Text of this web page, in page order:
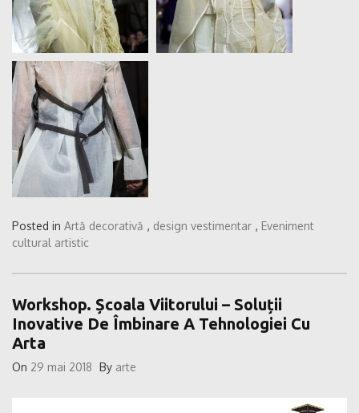
Posted in Artă decorativă , design vestimentar , Eveniment
cultural artistic
Workshop. Școala Viitorului – Soluții
Inovative De Îmbinare A Tehnologiei Cu
Arta
On 29 mai 2018 By arte